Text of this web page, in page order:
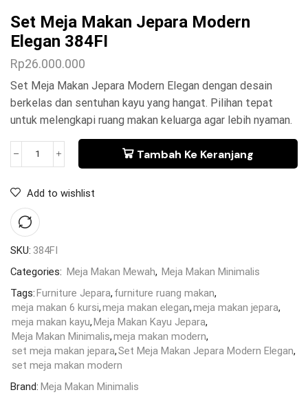
Set Meja Makan Jepara Modern
Elegan 384FI
Rp26.000.000
Set Meja Makan Jepara Modern Elegan dengan desain
berkelas dan sentuhan kayu yang hangat. Pilihan tepat
untuk melengkapi ruang makan keluarga agar lebih nyaman.
Tambah Ke Keranjang
Add to wishlist
SKU: 384FI
Categories: Meja Makan Mewah, Meja Makan Minimalis
Tags:Furniture Jepara, furniture ruang makan,
meja makan 6 kursi,meja makan elegan,meja makan jepara,
meja makan kayu,Meja Makan Kayu Jepara,
Meja Makan Minimalis,meja makan modern,
set meja makan jepara,Set Meja Makan Jepara Modern Elegan,
set meja makan modern
Brand: Meja Makan Minimalis